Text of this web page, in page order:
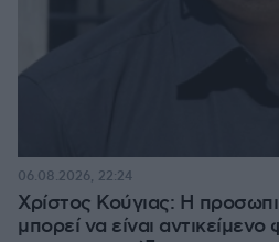
Χρίστος Κούγιας: Η
μπορεί να είναι
06.08.2026, 22:24